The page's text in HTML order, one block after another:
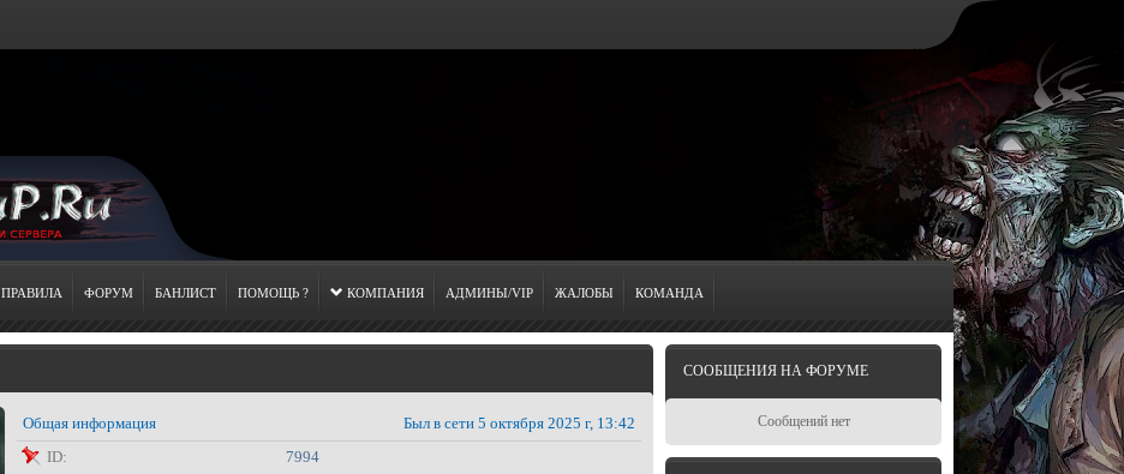
ПРАВИЛА ФОРУМ БАНЛИСТ ПОМОЩЬ ? КОМПАНИЯ АДМИНЫ/VIP ЖАЛОБЫ КОМАНДА
Общая информация
Был в сети 5 октября 2025 г, 13:42
ID:
7994
СООБЩЕНИЯ НА ФОРУМЕ
Сообщений нет